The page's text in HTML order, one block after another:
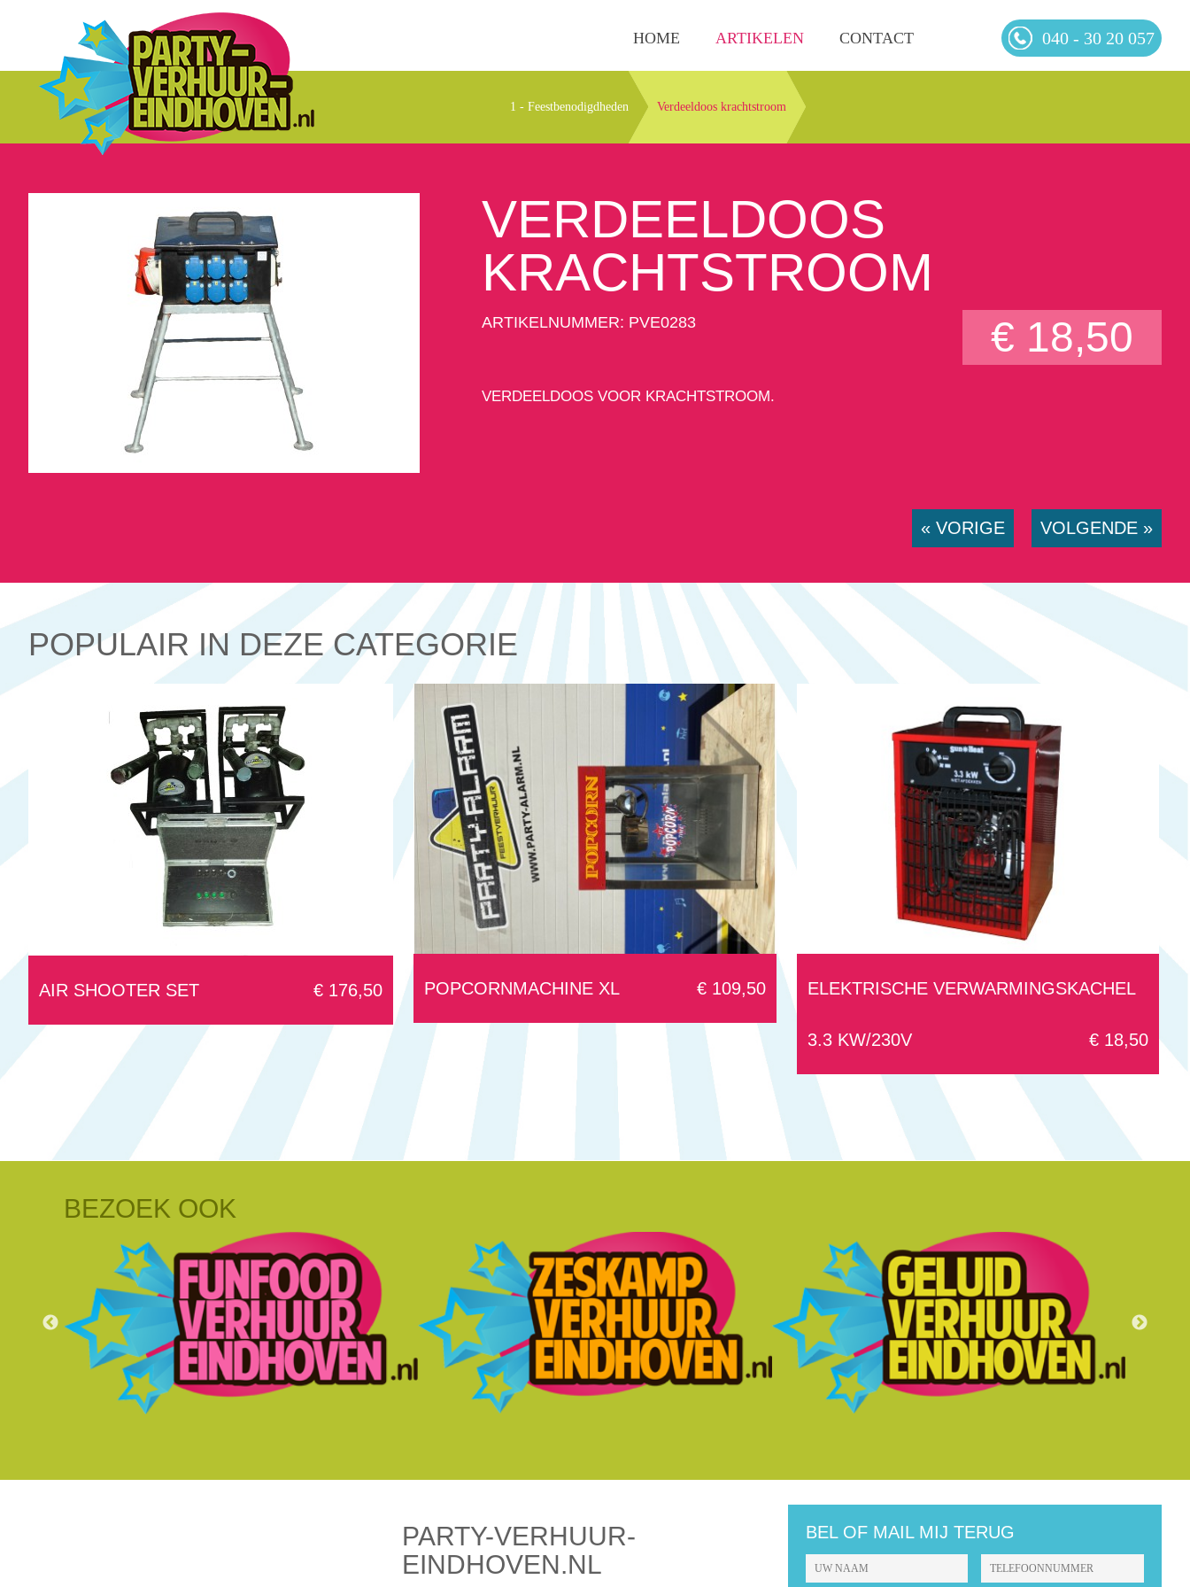
HOME ARTIKELEN CONTACT 040 - 30 20 057
1 - Feestbenodigdheden Verdeeldoos krachtstroom
VERDEELDOOS
KRACHTSTROOM
ARTIKELNUMMER: PVE0283 € 18,50
VERDEELDOOS VOOR KRACHTSTROOM.
VOLGENDE »
« VORIGE
POPULAIR IN DEZE CATEGORIE
AIR SHOOTER SET € 176,50 POPCORNMACHINE XL € 109,50 ELEKTRISCHE VERWARMINGSKACHEL
3.3 KW/230V € 18,50
BEZOEK OOK
PARTY-VERHUUR-
EINDHOVEN.NL
BEL OF MAIL MIJ TERUG